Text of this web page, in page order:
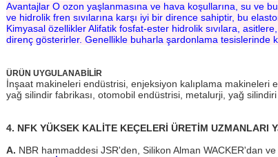
Avantajlar O ozon yaşlanmasına ve hava koşullarına, su ve
ve hidrolik fren sıvılarına karşı iyi bir dirence sahiptir, bu
Kimyasal özelliklerAlifatik fosfat-ester hidrolik sıvılara,
direnç gösterirler. Genellikle buharla şardonlama tesislerinde
ÜRÜN UYGULANABİLİR
İnşaat makineleri endüstrisi, enjeksiyon kalıplama
yağ silindir fabrikası, otomobil endüstrisi, metalurji, yağ
4. NFK YÜKSEK KALİTE KEÇELERİ ÜRETİM
A. NBR hammaddesi JSR'den, Silikon Alman WACKER'dan